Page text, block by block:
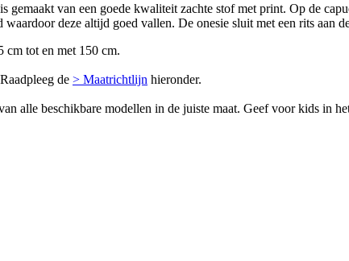
gemaakt van een goede kwaliteit zachte stof met print. Op de
deze altijd goed vallen. De onesie sluit met een rits aan
cm tot en met 150 cm.
de > Maatrichtlijn hieronder.
alle beschikbare modellen in de juiste maat. Geef voor kids in